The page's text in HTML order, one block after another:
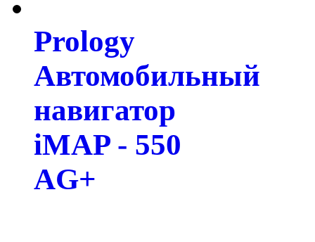
Prology
Автомобильный
навигатор
iMAP - 550
AG+